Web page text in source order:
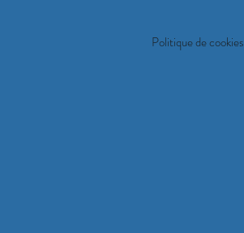
Politique de cookies